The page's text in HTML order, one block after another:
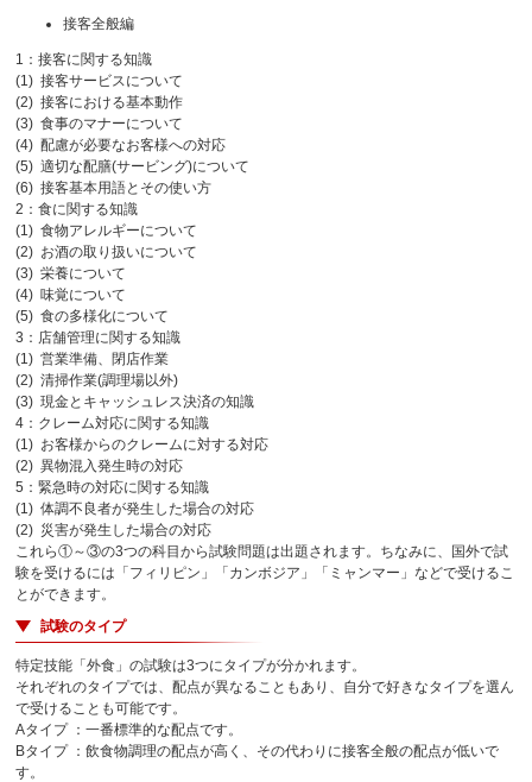
接客全般編
1：接客に関する知識
(1) 接客サービスについて
(2) 接客における基本動作
(3) 食事のマナーについて
(4) 配慮が必要なお客様への対応
(5) 適切な配膳(サービング)について
(6) 接客基本用語とその使い方
2：食に関する知識
(1) 食物アレルギーについて
(2) お酒の取り扱いについて
(3) 栄養について
(4) 味覚について
(5) 食の多様化について
3：店舗管理に関する知識
(1) 営業準備、閉店作業
(2) 清掃作業(調理場以外)
(3) 現金とキャッシュレス決済の知識
4：クレーム対応に関する知識
(1) お客様からのクレームに対する対応
(2) 異物混入発生時の対応
5：緊急時の対応に関する知識
(1) 体調不良者が発生した場合の対応
(2) 災害が発生した場合の対応
これら①～③の3つの科目から試験問題は出題されます。ちなみに、国外で試
験を受けるには「フィリピン」「カンボジア」「ミャンマー」などで受けるこ
とができます。
試験のタイプ
特定技能「外食」の試験は3つにタイプが分かれます。
それぞれのタイプでは、配点が異なることもあり、自分で好きなタイプを選ん
で受けることも可能です。
Aタイプ ：一番標準的な配点です。
Bタイプ ：飲食物調理の配点が高く、その代わりに接客全般の配点が低いで
す。